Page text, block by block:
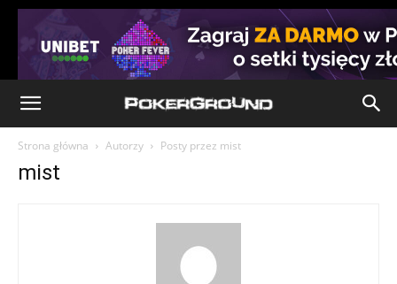
Strona główna Autorzy Posty przez mist
mist